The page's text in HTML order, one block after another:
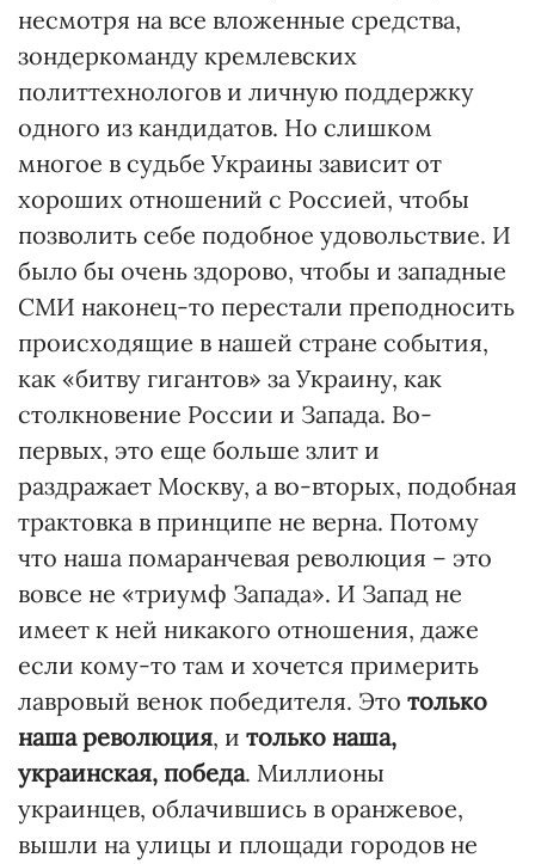
несмотря на все вложенные средства,
зондеркоманду кремлевских
политтехнологов и личную поддержку
одного из кандидатов. Но слишком
многое в судьбе Украины зависит от
хороших отношений с Россией, чтобы
позволить себе подобное удовольствие. И
было бы очень здорово, чтобы и западные
СМИ наконец-то перестали преподносить
происходящие в нашей стране события,
как «битву гигантов» за Украину, как
столкновение России и Запада. Во-
первых, это еще больше злит и
раздражает Москву, а во-вторых, подобная
трактовка в принципе не верна. Потому
что наша помаранчевая революция – это
вовсе не «триумф Запада». И Запад не
имеет к ней никакого отношения, даже
если кому-то там и хочется примерить
лавровый венок победителя. Это только
наша революция, и только наша,
украинская, победа. Миллионы
украинцев, облачившись в оранжевое,
вышли на улицы и площади городов не